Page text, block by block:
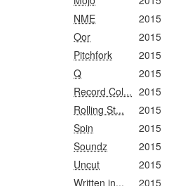
NME
2015
Oor
2015
Pitchfork
2015
Q
2015
Record Col... 2015
Rolling St...
2015
Spin
2015
Soundz
2015
Uncut
2015
Written in...
2015